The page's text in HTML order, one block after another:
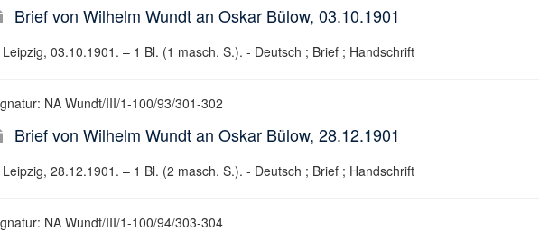
Brief von Wilhelm Wundt an Oskar Bülow, 03.10.1901
Leipzig, 03.10.1901. – 1 Bl. (1 masch. S.). - Deutsch ; Brief ; Handschrift
NA Wundt/III/1-100/93/301-302
Brief von Wilhelm Wundt an Oskar Bülow, 28.12.1901
Leipzig, 28.12.1901. – 1 Bl. (2 masch. S.). - Deutsch ; Brief ; Handschrift
NA Wundt/III/1-100/94/303-304